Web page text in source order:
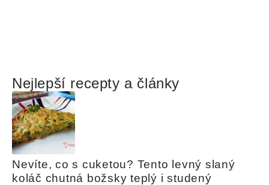
Nejlepší recepty a články
Nevíte, co s cuketou? Tento levný slaný
koláč chutná božsky teplý i studený